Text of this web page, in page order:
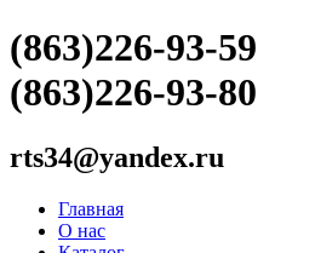
(863)226-93-59
(863)226-93-80
rts34@yandex.ru
Главная
О нас